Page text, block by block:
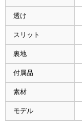
透け
スリット
裏地
付属品
素材
モデル